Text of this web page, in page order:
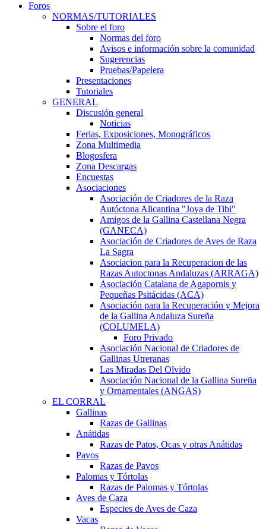
Foros
NORMAS/TUTORIALES
Sobre el foro
Normas del foro
Avisos e información sobre la comunidad
Sugerencias
Pruebas/Papelera
Presentaciones
Tutoriales
GENERAL
Discusión general
Noticias
Ferias, Exposiciones, Monográficos
Zona Multimedia
Blogosfera
Zona Descargas
Encuestas
Asociaciones
Asociación de Criadores de la Raza
Autóctona Alicantina "Joya de Tibi"
Amigos de la Gallina Castellana Negra
(GANECA)
Asociación de Criadores de Aves de Raza
La Sagra
Asociacion para la Recuperacion de las
Razas Autoctonas Andaluzas (ARRAGA)
Asociación Catalana de Agapornis y
Pequeñas Psitácidas (ACA)
Asociación para la Recuperación y Mejora
de la Gallina Andaluza Sureña
(COLUMELA)
Foro Privado
Asociación Nacional de Criadores de
Gallinas Utreranas
Las Miradas Del Olvido
Asociación Nacional de la Gallina Sureña
y Ornamentales (ANGAS)
EL CORRAL
Gallinas
Razas de Gallinas
Anátidas
Razas de Patos, Ocas y otras Anátidas
Pavos
Razas de Pavos
Palomas y Tórtolas
Razas de Palomas y Tórtolas
Aves de Caza
Especies de Aves de Caza
Vacas